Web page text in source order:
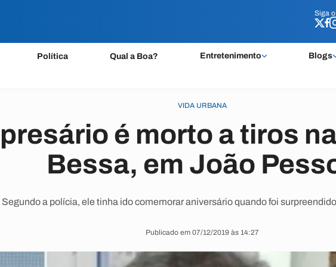
Siga o
Política Qual a Boa? Entretenimento Blogs
Siga o
VIDA URBANA
é morto a tiros
Bessa, em João
Segundo a polícia, ele tinha ido comemorar aniversário quando foi
Publicado em 07/12/2019 às 14:27